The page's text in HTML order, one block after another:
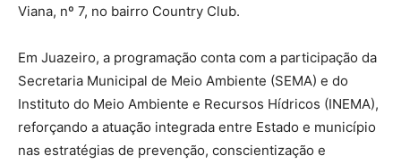
Viana, nº 7, no bairro Country Club.
Em Juazeiro, a programação conta com a participação da
Secretaria Municipal de Meio Ambiente (SEMA) e do
Instituto do Meio Ambiente e Recursos Hídricos (INEMA),
reforçando a atuação integrada entre Estado e município
nas estratégias de prevenção, conscientização e